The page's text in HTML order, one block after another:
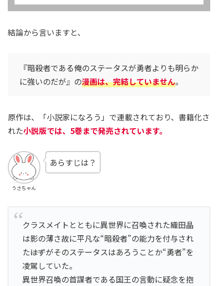
結論から言いますと、
『暗殺者である俺のステータスが勇者よりも明らか
に強いのだが』の漫画は、完結していません。
原作は、「小説家になろう」で連載されており、書籍化さ
れた小説版では、5巻まで発売されています。
うさちゃん
あらすじは？
クラスメイトとともに異世界に召喚された織田晶
は影の薄さ故に平凡な“暗殺者”の能力を付与され
た――はずがそのステータスはあろうことか“勇者”を
凌駕していた。
異世界召喚の首謀者である国王の言動に疑念を抱